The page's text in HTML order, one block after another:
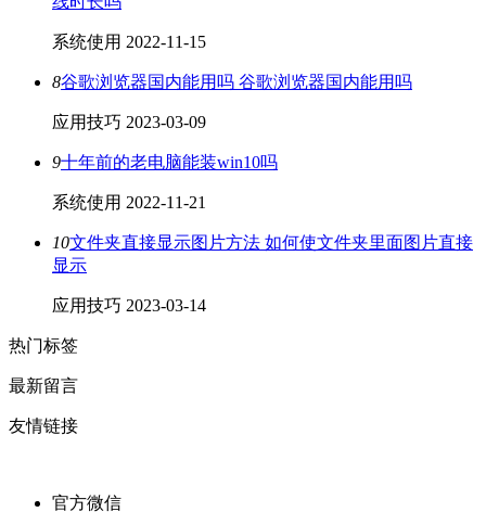
系统使用 2022-11-15
8谷歌浏览器国内能用吗 谷歌浏览器国内能用吗
应用技巧 2023-03-09
9十年前的老电脑能装win10吗
系统使用 2022-11-21
10文件夹直接显示图片方法 如何使文件夹里面图片直接
显示
应用技巧 2023-03-14
热门标签
最新留言
友情链接
官方微信